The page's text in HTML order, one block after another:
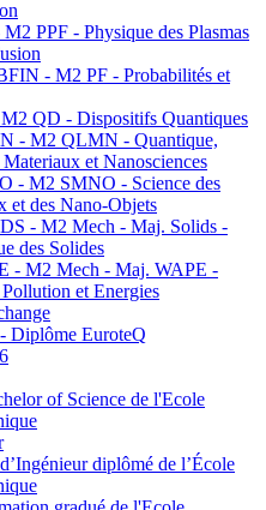
PPF - Physique des Plasmas
- M2 PF - Probabilités et
QD - Dispositifs Quantiques
- M2 QLMN - Quantique,
et Nanosciences
- M2 SMNO - Science des
et des Nano-Objets
- M2 Mech - Maj. Solids -
des Solides
- M2 Mech - Maj. WAPE -
et Energies
Diplôme EuroteQ
of Science de l'Ecole
diplômé de l’École